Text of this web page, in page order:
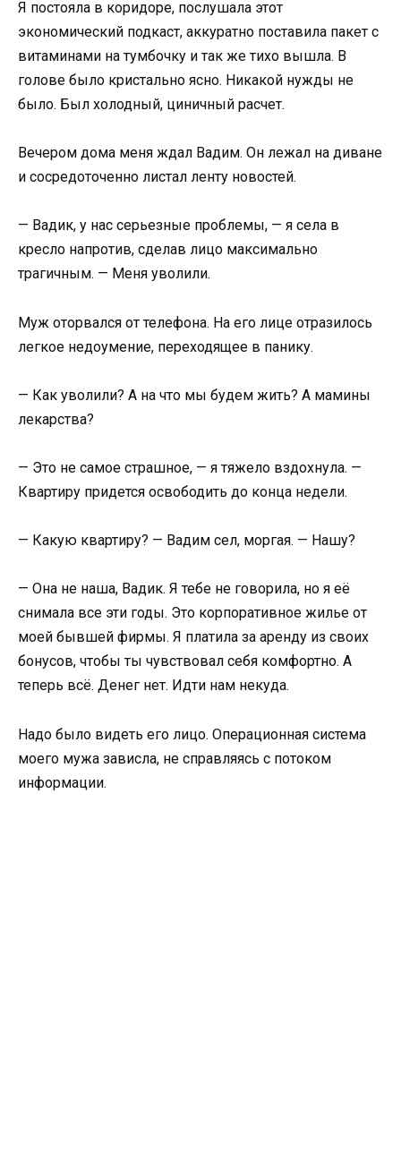
Я постояла в коридоре, послушала этот
экономический подкаст, аккуратно поставила пакет с
витаминами на тумбочку и так же тихо вышла. В
голове было кристально ясно. Никакой нужды не
было. Был холодный, циничный расчет.
Вечером дома меня ждал Вадим. Он лежал на диване
и сосредоточенно листал ленту новостей.
— Вадик, у нас серьезные проблемы, — я села в
кресло напротив, сделав лицо максимально
трагичным. — Меня уволили.
Муж оторвался от телефона. На его лице отразилось
легкое недоумение, переходящее в панику.
— Как уволили? А на что мы будем жить? А мамины
лекарства?
— Это не самое страшное, — я тяжело вздохнула. —
Квартиру придется освободить до конца недели.
— Какую квартиру? — Вадим сел, моргая. — Нашу?
— Она не наша, Вадик. Я тебе не говорила, но я её
снимала все эти годы. Это корпоративное жилье от
моей бывшей фирмы. Я платила за аренду из своих
бонусов, чтобы ты чувствовал себя комфортно. А
теперь всё. Денег нет. Идти нам некуда.
Надо было видеть его лицо. Операционная система
моего мужа зависла, не справляясь с потоком
информации.